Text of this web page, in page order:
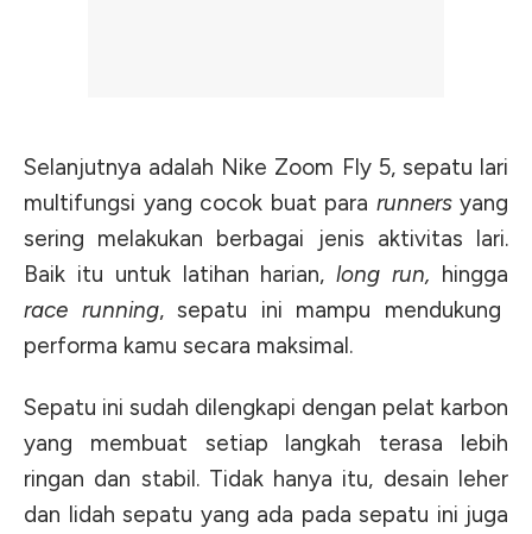
Selanjutnya adalah Nike Zoom Fly 5, sepatu lari
multifungsi yang cocok buat para runners yang
sering melakukan berbagai jenis aktivitas lari.
Baik itu untuk latihan harian, long run, hingga
race running, sepatu ini mampu mendukung
performa kamu secara maksimal.
Sepatu ini sudah dilengkapi dengan pelat karbon
yang membuat setiap langkah terasa lebih
ringan dan stabil. Tidak hanya itu, desain leher
dan lidah sepatu yang ada pada sepatu ini juga